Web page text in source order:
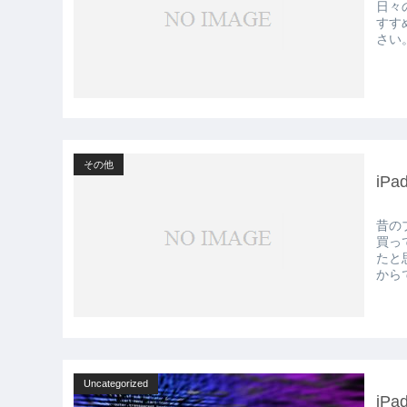
日々
すす
さい
その他
昔の
買っ
たと
から
Uncategorized